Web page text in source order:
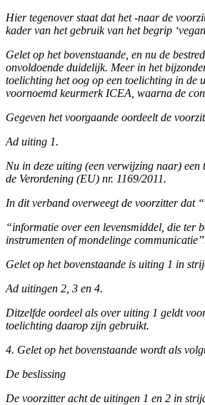
Hier tegenover staat dat het -naar de
kader van het gebruik van het begrip
Gelet op het bovenstaande, en nu de
onvoldoende duidelijk. Meer in het
toelichting het oog op een toelichting in de
voornoemd keurmerk ICEA, waarna de
Gegeven het voorgaande oordeelt de
Ad uiting 1.
Nu in deze uiting (een verwijzing naar)
de Verordening (EU) nr. 1169/2011.
In dit verband overweegt de voorzitter dat
“informatie over een levensmiddel, die ter
instrumenten of mondelinge
Gelet op het bovenstaande is uiting 1 in
Ad uitingen 2, 3 en 4.
Ditzelfde oordeel als over uiting 1 geldt
toelichting daarop zijn gebruikt.
4. Gelet op het bovenstaande wordt als
De beslissing
De voorzitter acht de uitingen 1 en 2 in